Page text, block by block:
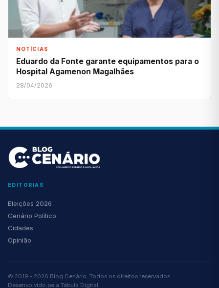
NOTÍCIAS
Eduardo da Fonte garante equipamentos para o
Hospital Agamenon Magalhães
28/04/2026
EDITORIAS
Eleições 2026
Cenário Político
Cidades
Opinião
© 2019 - 2026 Blog Cenário. Todos os direitos reservados.
Desenvolvido pela Tábula Digital